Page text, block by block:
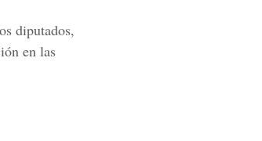
diputados,
en las